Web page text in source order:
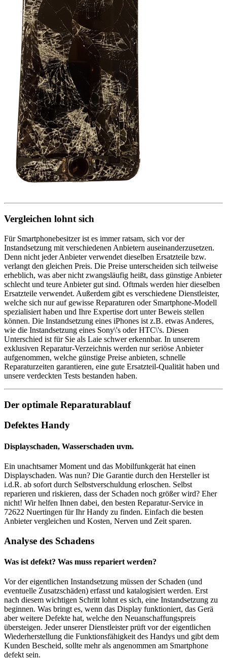
Vergleichen lohnt sich
Für Smartphonebesitzer ist es immer ratsam, sich vor der
Instandsetzung mit verschiedenen Anbietern auseinanderzusetzen.
Denn nicht jeder Anbieter verwendet dieselben Ersatzteile bzw.
verlangt den gleichen Preis. Die Preise unterscheiden sich teilweise
erheblich, was aber nicht zwangsläufig heißt, dass günstige Anbieter
schlecht und teure Anbieter gut sind. Oftmals werden hier dieselben
Ersatzteile verwendet. Außerdem gibt es verschiedene Dienstleister,
welche sich nur auf gewisse Reparaturen oder Smartphone-Modell
spezialisiert haben und Ihre Expertise dort unter Beweis stellen
können. Die Instandsetzung eines iPhones ist z.B. etwas Anderes,
wie die Instandsetzung eines Sony\'s oder HTC\'s. Diesen
Unterschied ist für Sie als Laie schwer erkennbar. In unserem
exklusiven Reparatur-Verzeichnis werden nur seriöse Anbieter
aufgenommen, welche günstige Preise anbieten, schnelle
Reparaturzeiten garantieren, eine gute Ersatzteil-Qualität haben und
unsere verdeckten Tests bestanden haben.
Der optimale Reparaturablauf
Defektes Handy
Displayschaden, Wasserschaden uvm.
Ein unachtsamer Moment und das Mobilfunkgerät hat einen
Displayschaden. Was nun? Die Garantie durch den Hersteller ist
i.d.R. ab sofort durch Selbstverschuldung erloschen. Selbst
reparieren und riskieren, dass der Schaden noch größer wird? Eher
nicht! Wir helfen Ihnen dabei, den besten Reparatur-Service in
72622 Nuertingen für Ihr Handy zu finden. Einfach die besten
Anbieter vergleichen und Kosten, Nerven und Zeit sparen.
Analyse des Schadens
Was ist defekt? Was muss repariert werden?
Vor der eigentlichen Instandsetzung müssen der Schaden (und
eventuelle Zusatzschäden) erfasst und katalogisiert werden. Erst
nach diesem wichtigen Schritt lohnt es sich, eine Instandsetzung zu
beginnen. Was bringt es, wenn das Display funktioniert, das Gerä
aber weitere Defekte hat, welche den Neuanschaffungspreis
übersteigen. Jeder unserer Dienstleister prüft vor der eigentlichen
Wiederherstellung die Funktionsfähigkeit des Handys und gibt dem
Kunden Bescheid, sollte mehr als angenommen am Smartphone
defekt sein.